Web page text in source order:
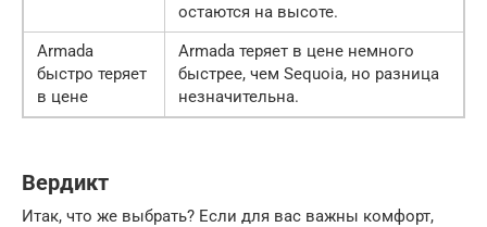
остаются на высоте.
Armada
быстро теряет
в цене
Armada теряет в цене немного
быстрее, чем Sequoia, но разница
незначительна.
Вердикт
Итак, что же выбрать? Если для вас важны комфорт,